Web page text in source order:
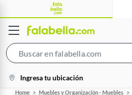
Bar
location-
icon
Ingresa tu ubicación
Home Muebles y Organización - Muebles